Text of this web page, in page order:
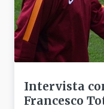
Intervista
Francesco